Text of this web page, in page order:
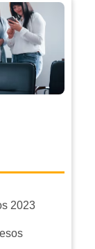
2023